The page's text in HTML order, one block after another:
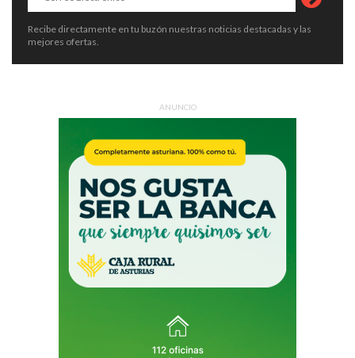
Recibe directamente en tu buzón nuestras noticias destacadas y las
mejores ofertas.
ANUNCIO